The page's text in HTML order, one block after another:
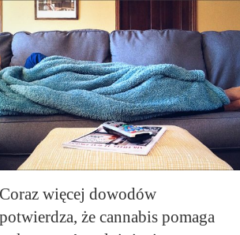
wiele lat, głównym argumentem przeciwko
było całe pojęcie jakoby cannabis był
do cięższych narkotyków. Opierało się to na
że sama marihuana jest w dużej mierze
ale nadal musi być niebezpieczna,
prowadzi do cięższych narkotyków. […]
Coraz więcej dowodów
potwierdza, że cannabis pomaga